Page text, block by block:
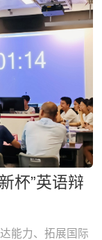
高等研究院作为
术“特区”，在推
杯”英语辩
能力、拓展国际